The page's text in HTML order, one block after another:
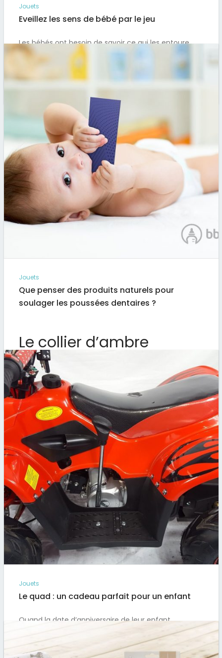
Jouets
Eveillez les sens de bébé par le jeu
Les bébés ont besoin de savoir ce qui les entoure,
c’est indispensable pour éveiller et peaufiner leurs
Jouets
Que penser des produits naturels pour
soulager les poussées dentaires ?
Le collier d’ambre
Le collier d’Ambre fait régulièrement parler de lui et
fait partie de nombreux débats. Certains le jugent…
Par Artus
Jouets
Le quad : un cadeau parfait pour un enfant
Quand la date d’anniversaire de leur enfant
approche, les parents songent au meilleur cadeau
à offrir. Cependant, la plupart…